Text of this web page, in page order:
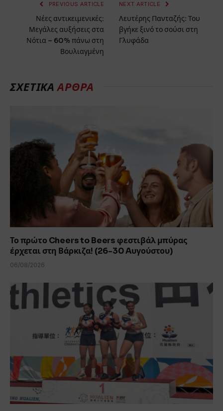
PREVIOUS ARTICLE
Νέες αντικειμενικές:
Μεγάλες αυξήσεις στα
Νότια – 60% πάνω στη
Βουλιαγμένη
NEXT ARTICLE
Λευτέρης Πανταζής: Του
βγήκε ξινό το σούσι στη
Γλυφάδα
ΣΧΕΤΙΚΆΆΡΘΡΑ
Το πρώτο Cheers to Beers φεστιβάλ μπύρας
έρχεται στη Βάρκιζα! (26-30 Aυγούστου)
06/08/2026